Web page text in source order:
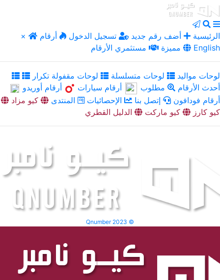
× الرئيسية أضف رقم جديد تسجيل الدخول
أرقام
مميزة
مستثمري الأرقام English
لوحات مواليد لوحات متسلسلة
لوحات مقفولة تكرار
أحدث الأرقام
مطلوب أرقام سيارات
أرقام أوريدو
أرقام فودافون
إتصل بنا الإحصائيات المنتدى
كيو مزاد
كيو كارز
كيو ماركت الدليل القطري
Qnumber 2023 ©